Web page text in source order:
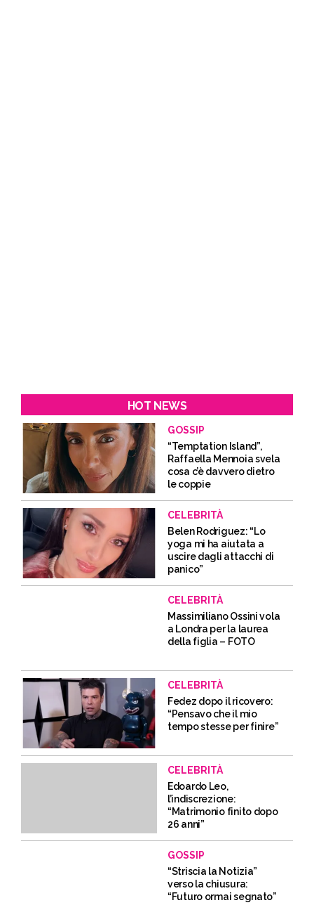
HOT NEWS
GOSSIP
“Temptation Island”,
Raffaella Mennoia svela
cosa c’è davvero dietro
le coppie
CELEBRITÀ
Belen Rodriguez: “Lo
yoga mi ha aiutata a
uscire dagli attacchi di
panico”
CELEBRITÀ
Massimiliano Ossini vola
a Londra per la laurea
della figlia – FOTO
CELEBRITÀ
Fedez dopo il ricovero:
“Pensavo che il mio
tempo stesse per finire”
CELEBRITÀ
Edoardo Leo,
l’indiscrezione:
“Matrimonio finito dopo
26 anni”
GOSSIP
“Striscia la Notizia”
verso la chiusura:
“Futuro ormai segnato”